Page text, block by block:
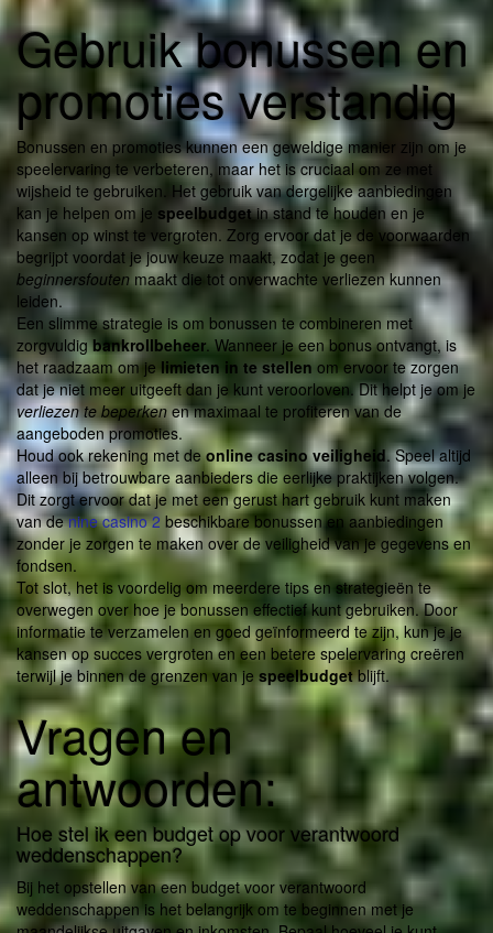
Gebruik bonussen en
promoties verstandig
Bonussen en promoties kunnen een geweldige manier zijn om je
speelervaring te verbeteren, maar het is cruciaal om ze met
wijsheid te gebruiken. Het gebruik van dergelijke aanbiedingen
kan je helpen om je speelbudgetin stand te houden en je
kansen op winst te vergroten. Zorg ervoor dat je de voorwaarden
begrijpt voordat je jouw keuze maakt, zodat je geen
beginnersfouten maakt die tot onverwachte verliezen kunnen
leiden.
Een slimme strategie is om bonussen te combineren met
zorgvuldigbankrollbeheer. Wanneer je een bonus ontvangt, is
het raadzaam om je limieten in te stellen om ervoor te zorgen
dat je niet meer uitgeeft dan je kunt veroorloven. Dit helpt je om je
verliezen te beperkenen maximaal te profiteren van de
aangeboden promoties.
Houd ook rekening met deonline casino veiligheid. Speel altijd
alleen bij betrouwbare aanbieders die eerlijke praktijken volgen.
Dit zorgt ervoor dat je met een gerust hart gebruik kunt maken
van denine casino 2 beschikbare bonussen en aanbiedingen
zonder je zorgen te maken over de veiligheid van je gegevens en
fondsen.
Tot slot, het is voordelig om meerdere tips en strategieën te
overwegen over hoe je bonussen effectief kunt gebruiken. Door
informatie te verzamelen en goed geïnformeerd te zijn, kun je je
kansen op succes vergroten en een betere spelervaring creëren
terwijl je binnen de grenzen van je speelbudgetblijft.
Vragen en
antwoorden:
Hoe stel ik een budget op voor verantwoord
weddenschappen?
Bij het opstellen van een budget voor verantwoord
weddenschappen is het belangrijk om te beginnen met je